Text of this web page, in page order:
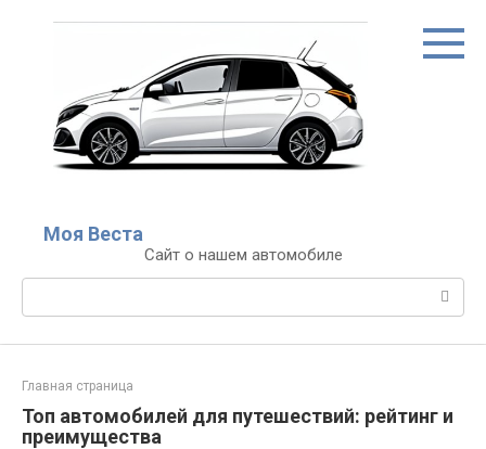
Моя Веста
Сайт о нашем автомобиле
Поиск:
Главная страница
Топ автомобилей для путешествий: рейтинг и
преимущества